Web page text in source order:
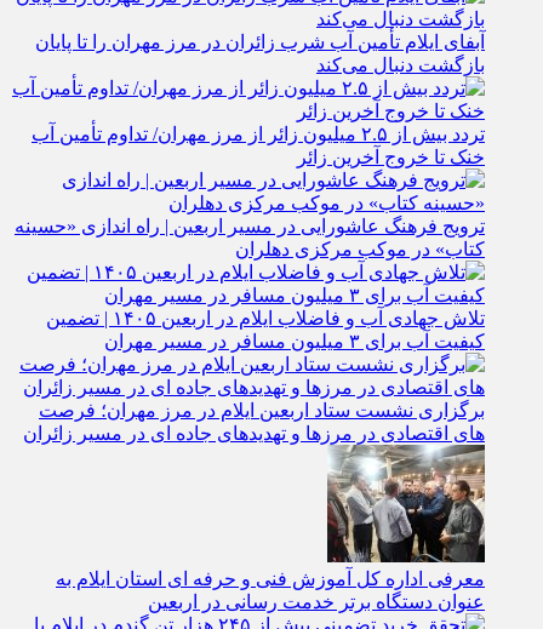
آبفای ایلام تأمین آب شرب زائران در مرز مهران را تا پایان
بازگشت دنبال می‌کند
تردد بیش از ۲.۵ میلیون زائر از مرز مهران/ تداوم تأمین آب
خنک تا خروج آخرین زائر
ترویج فرهنگ عاشورایی در مسیر اربعین | راه‌ اندازی «حسینه
کتاب» در موکب مرکزی دهلران
تلاش جهادی آب و فاضلاب ایلام در اربعین ۱۴۰۵ | تضمین
کیفیت آب برای ۳ میلیون مسافر در مسیر مهران
برگزاری نشست ستاد اربعین ایلام در مرز مهران؛ فرصت‌
های اقتصادی در مرزها و تهدیدهای جاده‌ ای در مسیر زائران
معرفی اداره کل آموزش فنی و حرفه‌ ای استان ایلام به‌
عنوان دستگاه برتر خدمت‌ رسانی در اربعین